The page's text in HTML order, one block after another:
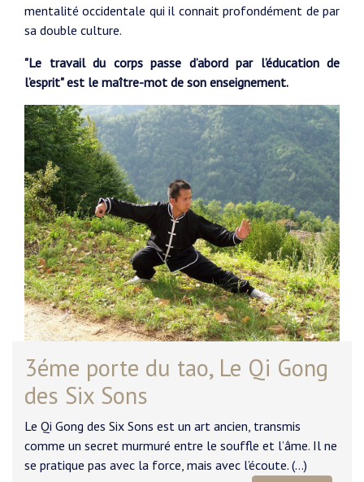
mentalité occidentale qui il connait profondément de par
sa double culture.
"Le travail du corps passe d’abord par l’éducation de
l’esprit" est le maître-mot de son enseignement.
3éme porte du tao, Le Qi Gong
des Six Sons
Le Qi Gong des Six Sons est un art ancien, transmis
comme un secret murmuré entre le souffle et l’âme. Il ne
se pratique pas avec la force, mais avec l’écoute. (…)